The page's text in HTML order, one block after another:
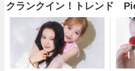
クランクイン！トレンド